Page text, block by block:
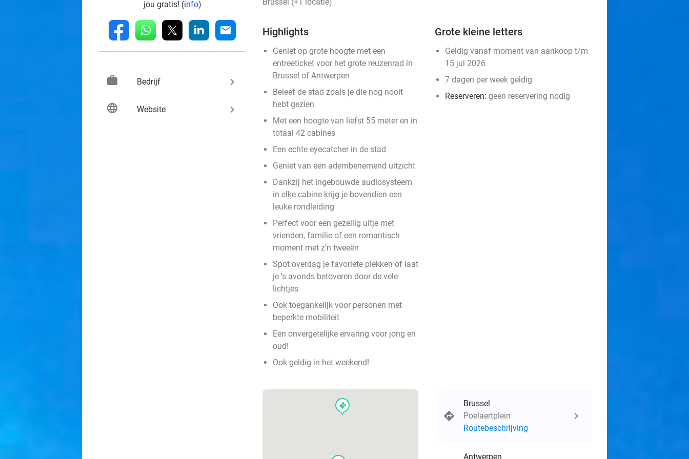
jou gratis! (info)
fb whatsapp linkedin mail
work Bedrijf keyboard_arrow_right
language Website keyboard_arrow_right
Highlights
Geniet op grote hoogte met een
entreeticket voor het grote reuzenrad in
Brussel of Antwerpen
Beleef de stad zoals je die nog nooit
hebt gezien
Met een hoogte van liefst 55 meter en in
totaal 42 cabines
Een echte eyecatcher in de stad
Geniet van een adembenemend uitzicht
Dankzij het ingebouwde audiosysteem
in elke cabine krijg je bovendien een
leuke rondleiding
Perfect voor een gezellig uitje met
vrienden, familie of een romantisch
moment met z'n tweeën
Spot overdag je favoriete plekken of laat
je 's avonds betoveren door de vele
lichtjes
Ook toegankelijk voor personen met
beperkte mobiliteit
Een onvergetelijke ervaring voor jong en
oud!
Ook geldig in het weekend!
Grote kleine letters
Geldig vanaf moment van aankoop t/m
15 jul 2026
7 dagen per week geldig
Reserveren: geen reservering nodig
events
Brussel
Poelaertplein
Routebeschrijving
Antwerpen